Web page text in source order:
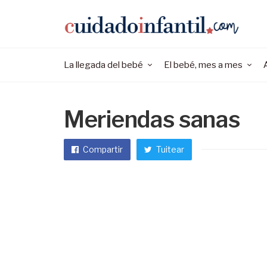
La llegada del bebé El bebé, mes a mes
Meriendas sanas
Compartir Tuitear